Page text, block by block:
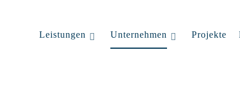
Leistungen Unternehmen Projekte